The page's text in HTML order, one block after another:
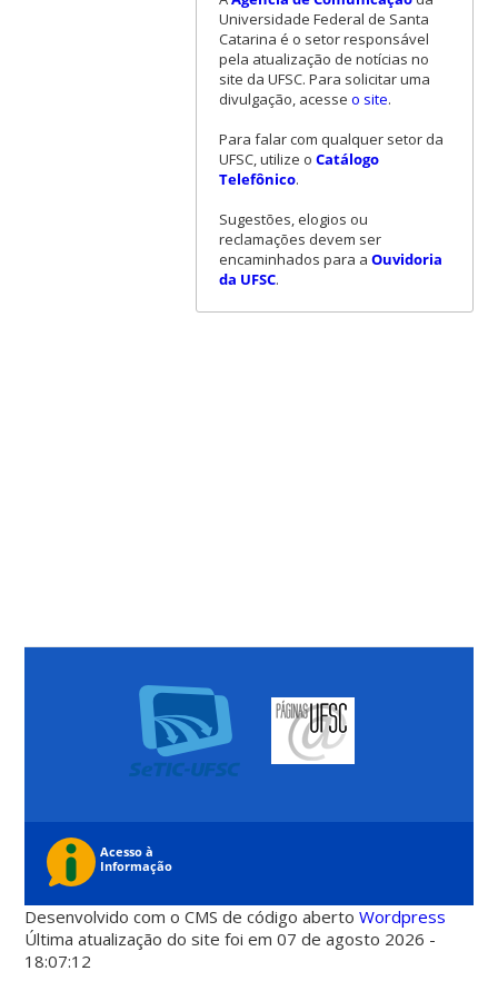
Universidade Federal de Santa
Catarina é o setor responsável
pela atualização de notícias no
site da UFSC. Para solicitar uma
divulgação, acesse o site.
Para falar com qualquer setor da
UFSC, utilize o Catálogo
Telefônico.
Sugestões, elogios ou
reclamações devem ser
encaminhados para a Ouvidoria
da UFSC.
Desenvolvido com o CMS de código abertoWordpress
Última atualização do site foi em 07 de agosto 2026 -
18:07:12